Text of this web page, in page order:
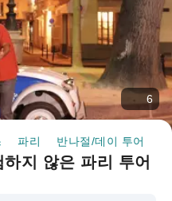
6
파리 반나절/데이 투어
지 않은 파리 투어